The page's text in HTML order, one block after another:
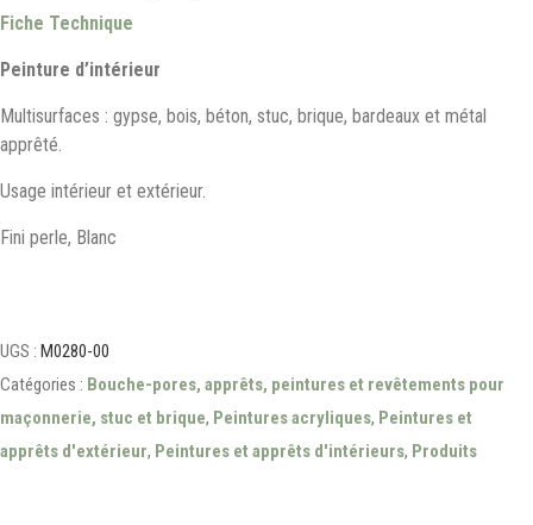
Fiche Technique
Peinture d’intérieur
Multisurfaces : gypse, bois, béton, stuc, brique, bardeaux et métal
apprêté.
Usage intérieur et extérieur.
Fini perle, Blanc
UGS : M0280-00
Catégories : Bouche-pores, apprêts, peintures et revêtements pour
maçonnerie, stuc et brique, Peintures acryliques, Peintures et
apprêts d'extérieur, Peintures et apprêts d'intérieurs, Produits